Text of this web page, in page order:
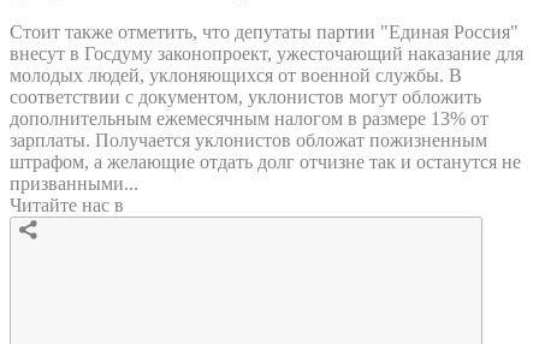
Стоит также отметить, что депутаты партии "Единая Россия"
внесут в Госдуму законопроект, ужесточающий наказание для
молодых людей, уклоняющихся от военной службы. В
соответствии с документом, уклонистов могут обложить
дополнительным ежемесячным налогом в размере 13% от
зарплаты. Получается уклонистов обложат пожизненным
штрафом, а желающие отдать долг отчизне так и останутся не
призванными...
Читайте нас в